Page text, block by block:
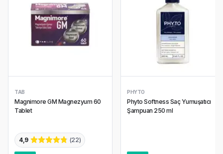
TAB
Magnimore GM Magnezyum 60
Tablet
4,9 (22)
PHYTO
Phyto Softness Saç Yumuşatıcı
Şampuan 250 ml